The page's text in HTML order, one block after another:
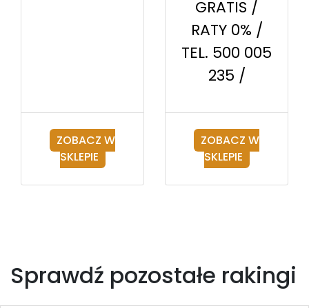
ZOBACZ W
SKLEPIE
GRATIS /
RATY 0% /
TEL. 500 005
235 /
ZOBACZ W
SKLEPIE
Sprawdź pozostałe rakingi